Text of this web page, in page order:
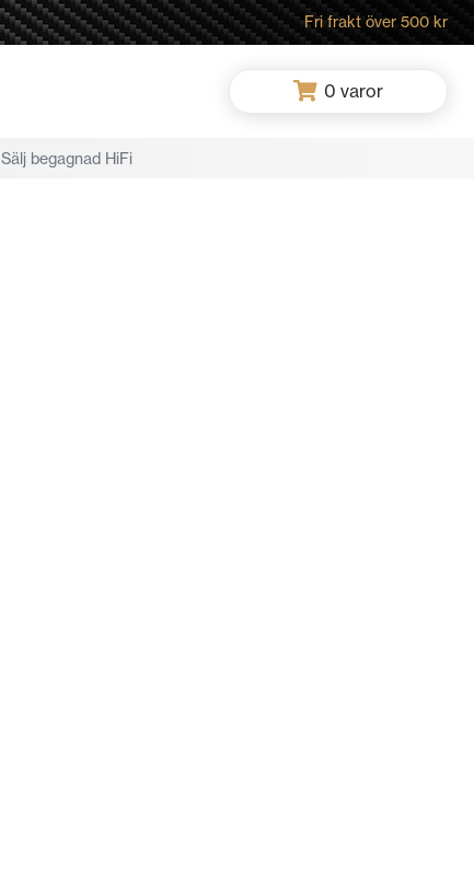
Fri frakt över 500 kr
0 varor
Sälj begagnad HiFi